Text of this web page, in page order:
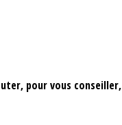
pour vous